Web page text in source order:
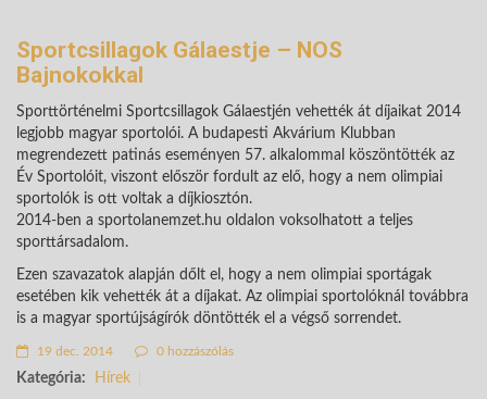
Sportcsillagok Gálaestje – NOS
Bajnokokkal
Sporttörténelmi Sportcsillagok Gálaestjén vehették át díjaikat 2014
legjobb magyar sportolói. A budapesti Akvárium Klubban
megrendezett patinás eseményen 57. alkalommal köszöntötték az
Év Sportolóit, viszont először fordult az elő, hogy a nem olimpiai
sportolók is ott voltak a díjkiosztón.
2014-ben a sportolanemzet.hu oldalon voksolhatott a teljes
sporttársadalom.
Ezen szavazatok alapján dőlt el, hogy a nem olimpiai sportágak
esetében kik vehették át a díjakat. Az olimpiai sportolóknál továbbra
is a magyar sportújságírók döntötték el a végső sorrendet.
19 dec. 2014 0 hozzászólás
Kategória: Hírek